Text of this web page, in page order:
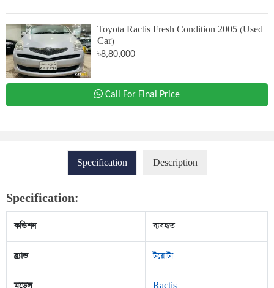
Toyota Ractis Fresh Condition 2005 (Used
Car)
৳8,80,000
Call For Final Price
Specification Description
Specification:
কন্ডিশন ব্যবহৃত
ব্র্যান্ড টয়োটা